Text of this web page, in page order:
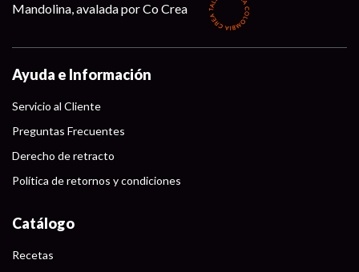
Mandolina, avalada por Co Crea
Ayuda e Información
Servicio al Cliente
Preguntas Frecuentes
Derecho de retracto
Política de retornos y condiciones
Catálogo
Recetas